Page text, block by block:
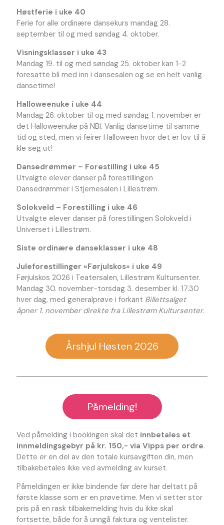
Høstferie i uke 40
Ferie for alle ordinære dansekurs mandag 28.
september til og med søndag 4. oktober.
Visningsklasser i uke 43
Mandag 19. til og med søndag 25. oktober kan 1-2
foresatte bli med inn i dansesalen og se en helt vanlig
dansetime!
Halloweenuke i uke 44
Mandag 26. oktober til og med søndag 1. november er
det Halloweenuke på NBI. Vanlig dansetime til samme
tid og sted, men vi feirer Halloween hvor det er lov til å
kle seg ut!
Dansedrømmer – Forestilling i uke 45
Utvalgte elever danser på forestillingen
Dansedrømmer i Stjernesalen i Lillestrøm.
Solokveld – Forestilling i uke 46
Utvalgte elever danser på forestillingen Solokveld i
Universet i Lillestrøm.
Siste ordinære danseklasser i uke 48
Juleforestillinger «Førjulskos» i uke 49
Førjulskos 2026 i Teatersalen, Lillestrøm Kultursenter.
Mandag 30. november-torsdag 3. desember kl. 17.30
hver dag, med generalprøve i forkant Billettsalget
åpner 1. november direkte fra Lillestrøm Kultursenter.
Årshjul Høsten 2026
Påmelding!
Ved påmelding i bookingen skal det innbetales et
innmeldingsgebyr på kr. 150,- via Vipps per ordre.
Dette er en del av den totale kursavgiften din, men
tilbakebetales ikke ved avmelding av kurset.
Påmeldingen er ikke bindende før dere har deltatt på
første klasse som er en prøvetime. Men vi setter stor
pris på en rask tilbakemelding hvis du ikke skal
fortsette, både for å unngå faktura og ventelister.